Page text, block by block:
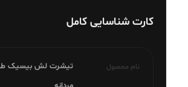
کارت شناسایی کامل
نام محصول
تیشرت لش بیسیک